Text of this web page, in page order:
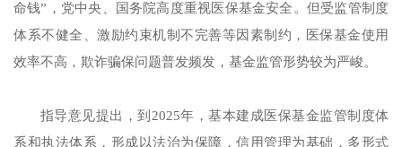
命钱”，党中央、国务院高度重视医保基金安全。但受监管制度
体系不健全、激励约束机制不完善等因素制约，医保基金使用
效率不高，欺诈骗保问题普发频发，基金监管形势较为严峻。
指导意见提出，到2025年，基本建成医保基金监管制度体
系和执法体系，形成以法治为保障，信用管理为基础，多形式